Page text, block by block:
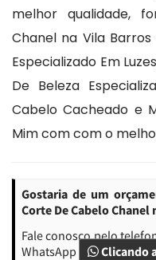
melhor qualidade,
Chanel na Vila
Especializado Em
De Beleza
Cabelo Cacheado e
Mim com com o
Gostaria de um
Corte De Cabelo Chanel
Fale conosco pelo
WhatsApp
Clicando